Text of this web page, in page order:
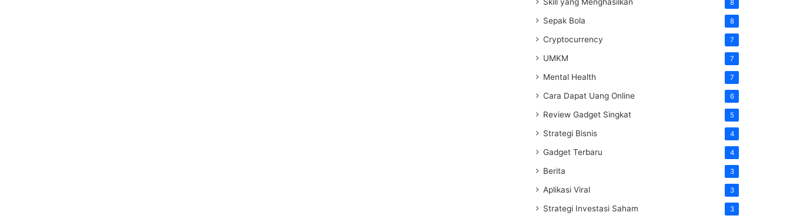
8
Sepak Bola 8
Cryptocurrency 7
UMKM 7
Mental Health 7
Cara Dapat Uang Online 6
Review Gadget Singkat 5
Strategi Bisnis 4
Gadget Terbaru 4
Berita 3
Aplikasi Viral 3
Strategi Investasi Saham 3